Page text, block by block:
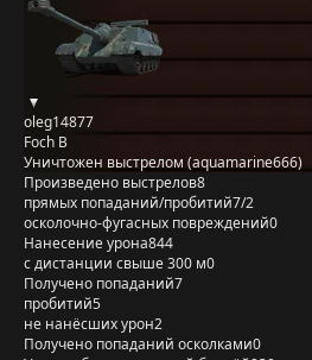
oleg14877
Foch B
Уничтожен выстрелом (aquamarine666)
Произведено выстрелов8
прямых попаданий/пробитий7/2
осколочно-фугасных повреждений0
Нанесение урона844
с дистанции свыше 300 м0
Получено попаданий7
пробитий5
не нанёсших урон2
Получено попаданий осколками0